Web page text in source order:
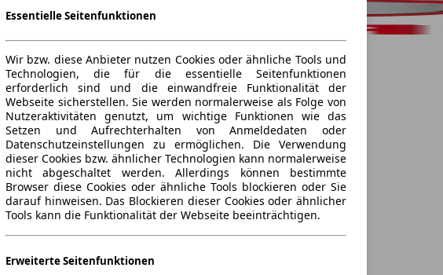
Essentielle Seitenfunktionen
Wir bzw. diese Anbieter nutzen Cookies oder ähnliche Tools und
Technologien, die für die essentielle Seitenfunktionen
erforderlich sind und die einwandfreie Funktionalität der
Webseite sicherstellen. Sie werden normalerweise als Folge von
Nutzeraktivitäten genutzt, um wichtige Funktionen wie das
Setzen und Aufrechterhalten von Anmeldedaten oder
Datenschutzeinstellungen zu ermöglichen. Die Verwendung
dieser Cookies bzw. ähnlicher Technologien kann normalerweise
nicht abgeschaltet werden. Allerdings können bestimmte
Browser diese Cookies oder ähnliche Tools blockieren oder Sie
darauf hinweisen. Das Blockieren dieser Cookies oder ähnlicher
Tools kann die Funktionalität der Webseite beeinträchtigen.
Erweiterte Seitenfunktionen